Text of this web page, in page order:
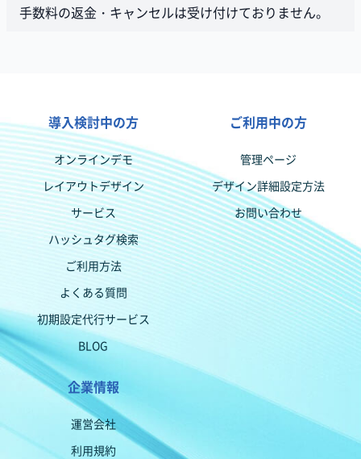
手数料の返金・キャンセルは受け付けておりません。
導入検討中の方
オンラインデモ
レイアウトデザイン
サービス
ハッシュタグ検索
ご利用方法
よくある質問
初期設定代行サービス
BLOG
ご利用中の方
管理ページ
デザイン詳細設定方法
お問い合わせ
企業情報
運営会社
利用規約